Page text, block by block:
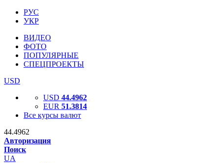
РУС
УКР
ВИДЕО
ФОТО
ПОПУЛЯРНЫЕ
СПЕЦПРОЕКТЫ
USD
USD 44.4962
EUR 51.3814
Все курсы валют
44.4962
Авторизация
Поиск
UA